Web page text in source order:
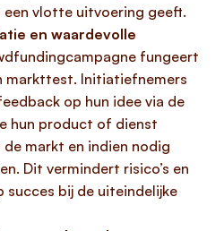
een vlotte uitvoering geeft.
en waardevolle
fungeert
markttest. Initiatiefnemers
op hun idee via de
hun product of dienst
markt en indien nodig
Dit vermindert risico’s en
succes bij de uiteindelijke